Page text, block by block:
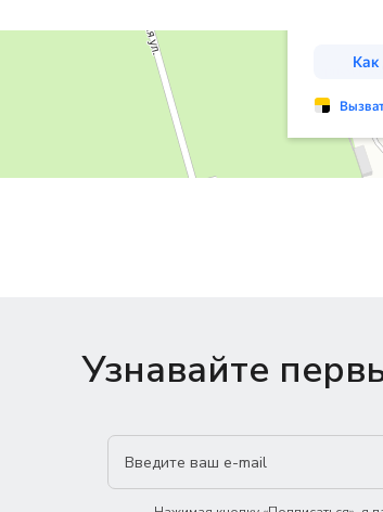
Узнавайте